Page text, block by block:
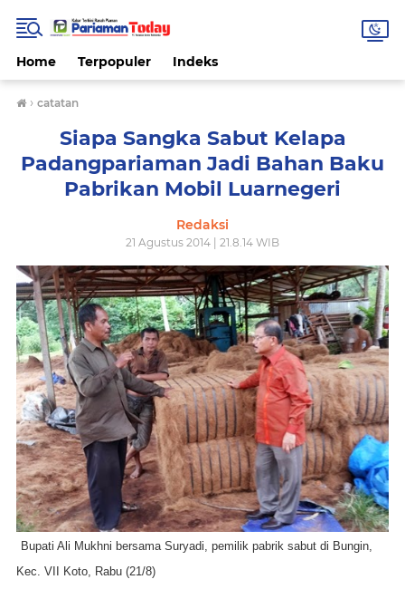
Home Terpopuler Indeks
› catatan
Siapa Sangka Sabut Kelapa
Padangpariaman Jadi Bahan Baku
Pabrikan Mobil Luarnegeri
Redaksi
21 Agustus 2014 | 21.8.14 WIB
Bupati Ali Mukhni bersama Suryadi, pemilik pabrik sabut di Bungin,
Kec. VII Koto, Rabu (21/8)